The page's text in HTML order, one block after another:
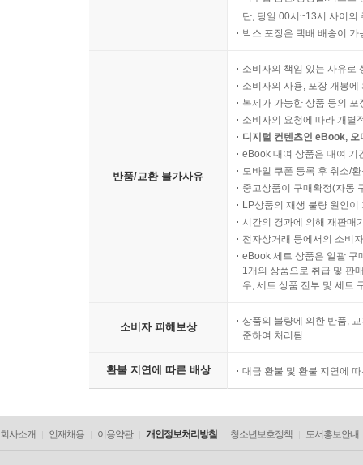
단, 당일 00시~13시 사이의
박스 포장은 택배 배송이
반품/교환 불가사유
소비자의 책임 있는 사유로
소비자의 사용, 포장 개봉
복제가 가능한 상품 등의
소비자의 요청에 따라 개별
디지털 컨텐츠인 eBook,
eBook 대여 상품은 대여 기
모바일 쿠폰 등록 후 취소/
중고상품이 구매확정(자동
LP상품의 재생 불량 원인
시간의 경과에 의해 재판매
전자상거래 등에서의 소비
eBook 세트 상품은 일괄 구
1개의 상품으로 취급 및 판
우, 세트 상품 전부 및 세트
소비자 피해보상
상품의 불량에 의한 반품,
준하여 처리됨
환불 지연에 따른 배상 대금 환불 및 환불 지연에
회사소개 인재채용 이용약관 개인정보처리방침 청소년보호정책 도서홍보안내